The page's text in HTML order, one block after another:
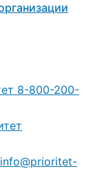
8-800-200-
info@prioritet-